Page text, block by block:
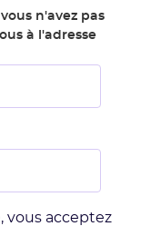
n'avez pas
à l'adresse
vous acceptez